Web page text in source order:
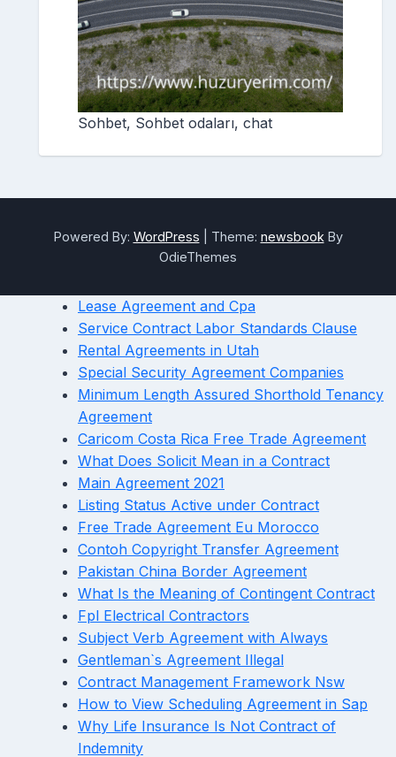
Sohbet, Sohbet odaları, chat
Powered By: WordPress Theme: newsbook By
OdieThemes
Lease Agreement and Cpa
Service Contract Labor Standards Clause
Rental Agreements in Utah
Special Security Agreement Companies
Minimum Length Assured Shorthold Tenancy
Agreement
Caricom Costa Rica Free Trade Agreement
What Does Solicit Mean in a Contract
Main Agreement 2021
Listing Status Active under Contract
Free Trade Agreement Eu Morocco
Contoh Copyright Transfer Agreement
Pakistan China Border Agreement
What Is the Meaning of Contingent Contract
Fpl Electrical Contractors
Subject Verb Agreement with Always
Gentleman`s Agreement Illegal
Contract Management Framework Nsw
How to View Scheduling Agreement in Sap
Why Life Insurance Is Not Contract of
Indemnity